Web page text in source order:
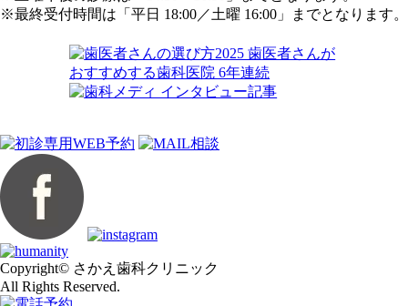
※最終受付時間は「平日 18:00／土曜 16:00」までとなります。
Copyright© さかえ歯科クリニック
All Rights Reserved.